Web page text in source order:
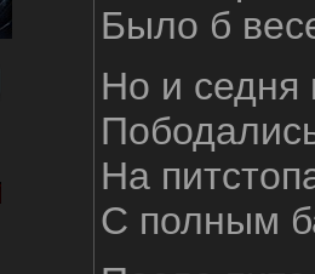
Было б
Но и
На
С полным